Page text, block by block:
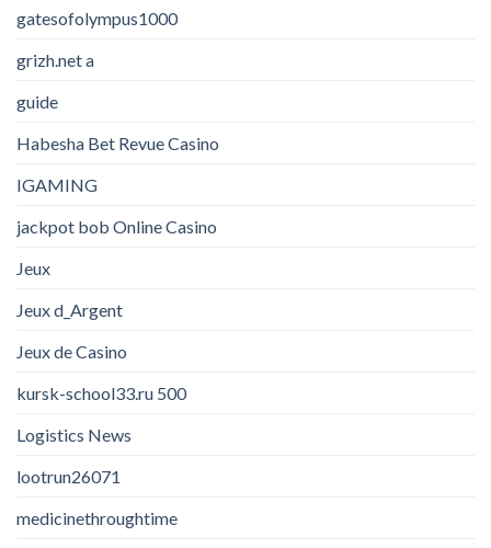
gatesofolympus1000
grizh.net a
guide
Habesha Bet Revue Casino
IGAMING
jackpot bob Online Casino
Jeux
Jeux d_Argent
Jeux de Casino
kursk-school33.ru 500
Logistics News
lootrun26071
medicinethroughtime